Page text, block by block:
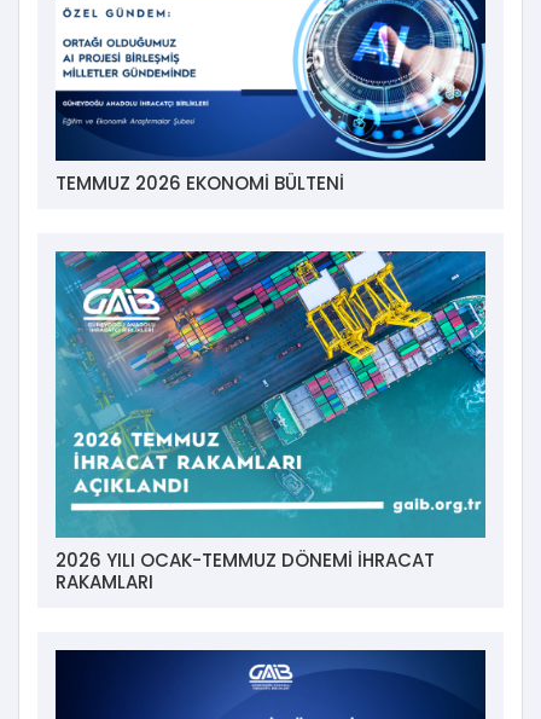
TEMMUZ 2026 EKONOMİ BÜLTENİ
2026 YILI OCAK-TEMMUZ DÖNEMİ İHRACAT
RAKAMLARI